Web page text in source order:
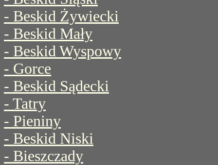
- Beskid Żywiecki
- Beskid Mały
- Beskid Wyspowy
- Gorce
- Beskid Sądecki
- Tatry
- Pieniny
- Beskid Niski
- Bieszczady